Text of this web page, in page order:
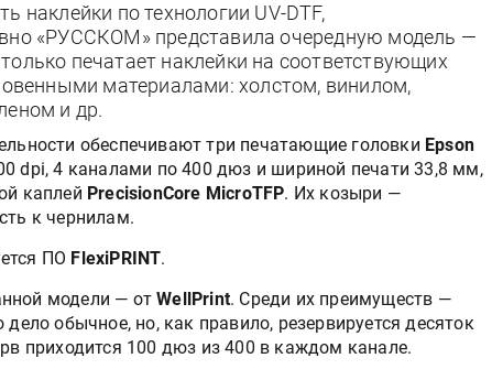
наклейки по технологии UV-DTF,
«РУССКОМ» представила очередную модель —
печатает наклейки на соответствующих
материалами: холстом, винилом,
и др.
обеспечивают три печатающие головки Epson
dpi, 4 каналами по 400 дюз и шириной печати 33,8 мм,
каплей PrecisionCore MicroTFP. Их козыри —
к чернилам.
ПО FlexiPRINT.
модели — отWellPrint. Среди их преимуществ —
обычное, но, как правило, резервируется десяток
приходится 100 дюз из 400 в каждом канале.